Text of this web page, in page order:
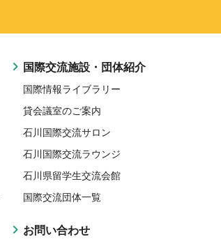
国際交流施設・団体紹介
国際情報ライブラリー
貸会議室のご案内
石川国際交流サロン
石川国際交流ラウンジ
石川県留学生交流会館
国際交流団体一覧
お問い合わせ